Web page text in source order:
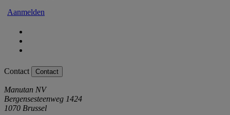
Aanmelden
Contact Contact
Manutan NV
Bergensesteenweg 1424
1070 Brussel